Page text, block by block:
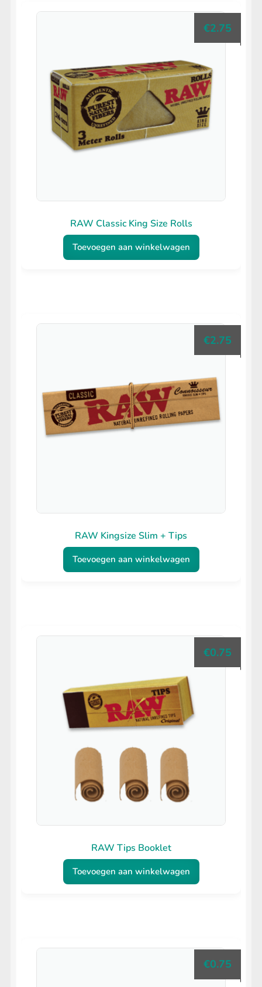
RAW Classic King Size Rolls
€2.75
Toevoegen aan winkelwagen
RAW Kingsize Slim + Tips
€2.75
Toevoegen aan winkelwagen
RAW Tips Booklet
€0.75
Toevoegen aan winkelwagen
€0.75